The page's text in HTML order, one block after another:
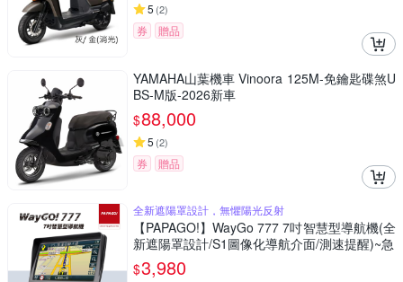
5 (2)
券 贈品
YAMAHA山葉機車 Vinoora 125M-免鑰匙碟煞U
BS-M版-2026新車
$88,000
5 (2)
券 贈品
全新遮陽罩設計，無懼陽光反射
【PAPAGO!】WayGo 777 7吋智慧型導航機(全
新遮陽罩設計/S1圖像化導航介面/測速提醒)~急
$3,980